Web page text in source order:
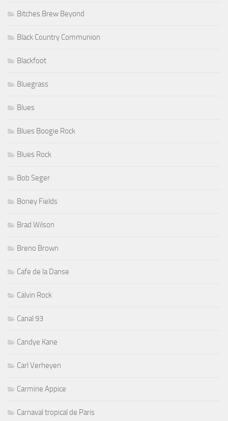
Bitches Brew Beyond
Black Country Communion
Blackfoot
Bluegrass
Blues
Blues Boogie Rock
Blues Rock
Bob Seger
Boney Fields
Brad Wilson
Breno Brown
Cafe de la Danse
Calvin Rock
Canal 93
Candye Kane
Carl Verheyen
Carmine Appice
Carnaval tropical de Paris